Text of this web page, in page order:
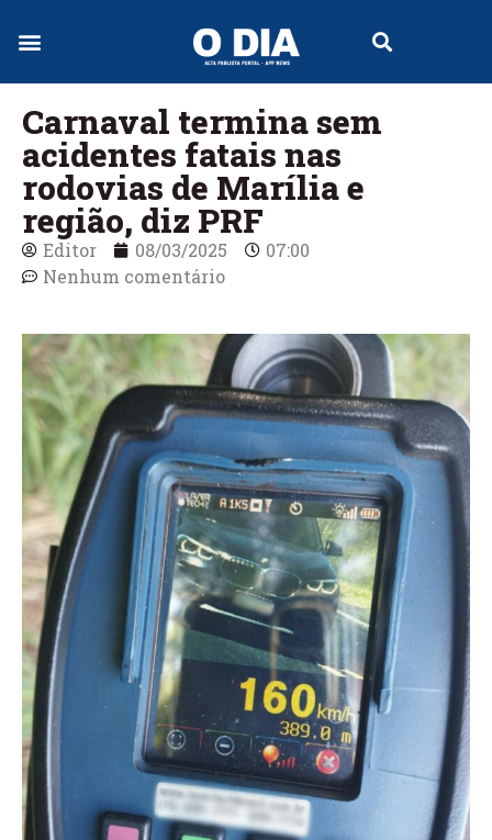
Carnaval termina sem
acidentes fatais nas
rodovias de Marília e
região, diz PRF
Editor 08/03/2025
07:00
Nenhum comentário